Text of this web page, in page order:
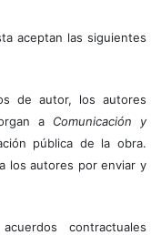
aceptan las siguientes
de autor, los autores
a Comunicación y
pública de la obra.
los autores por enviar y
contractuales